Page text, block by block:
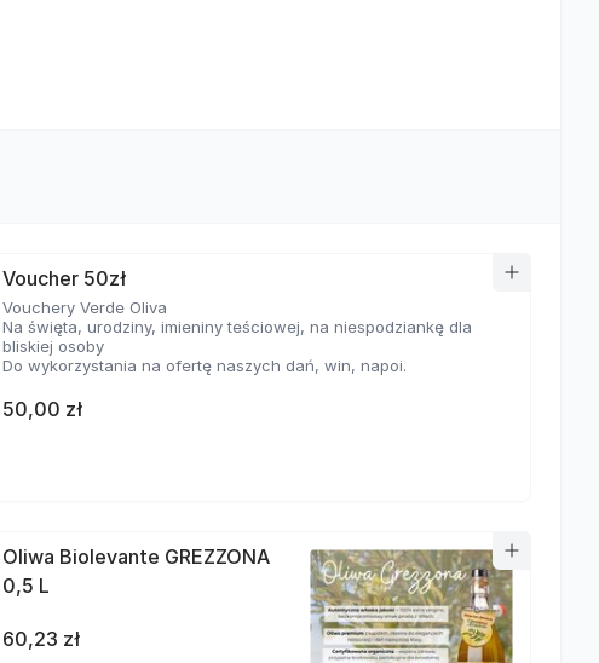
Voucher 50zł
Vouchery Verde Oliva
Na święta, urodziny, imieniny teściowej, na niespodziankę dla
bliskiej osoby
Do wykorzystania na ofertę naszych dań, win, napoi.
50,00 zł
Oliwa Biolevante GREZZONA
0,5 L
60,23 zł